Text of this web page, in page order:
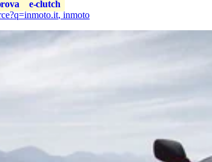
e-clutch
,inmoto